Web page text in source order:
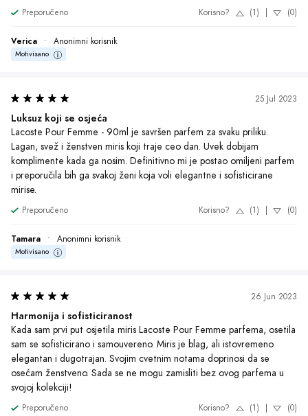
Preporučeno Korisno? (1) (0)
Verica • Anonimni korisnik
Motivisano
25 Jul 2023
Luksuz koji se osjeća
Lacoste Pour Femme - 90ml je savršen parfem za svaku priliku.
Lagan, svež i ženstven miris koji traje ceo dan. Uvek dobijam
komplimente kada ga nosim. Definitivno mi je postao omiljeni parfem
i preporučila bih ga svakoj ženi koja voli elegantne i sofisticirane
mirise.
Preporučeno Korisno? (1) (0)
Tamara • Anonimni korisnik
Motivisano
26 Jun 2023
Harmonija i sofisticiranost
Kada sam prvi put osjetila miris Lacoste Pour Femme parfema, osetila
sam se sofisticirano i samouvereno. Miris je blag, ali istovremeno
elegantan i dugotrajan. Svojim cvetnim notama doprinosi da se
osećam ženstveno. Sada se ne mogu zamisliti bez ovog parfema u
svojoj kolekciji!
Preporučeno Korisno? (1) (0)